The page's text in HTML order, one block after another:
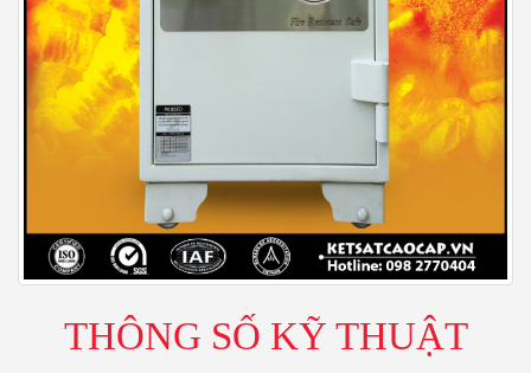
THÔNG SỐ KỸ THUẬT